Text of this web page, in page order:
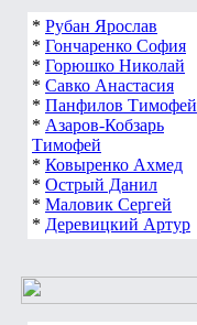
* Рубан Ярослав
* Гончаренко София
* Горюшко Николай
* Савко Анастасия
* Панфилов Тимофей
* Азаров-Кобзарь
Тимофей
* Ковыренко Ахмед
* Острый Данил
* Маловик Сергей
* Деревицкий Артур